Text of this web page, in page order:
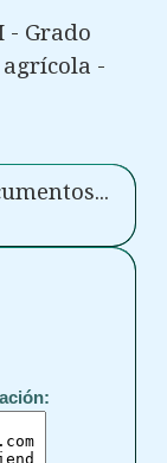
- Grado
-